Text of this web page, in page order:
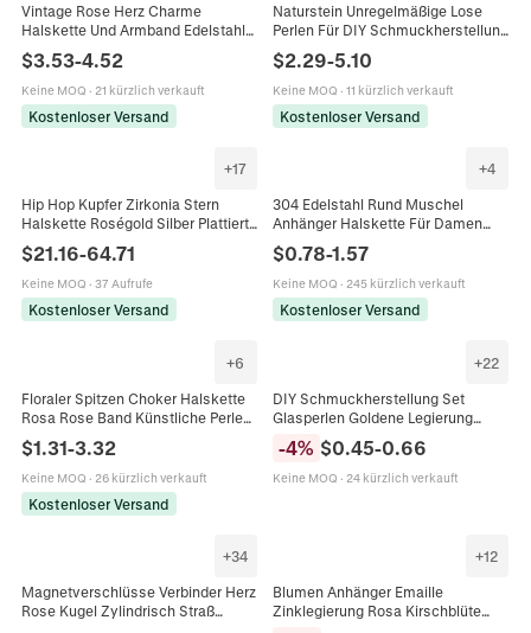
Vintage Rose Herz Charme
Halskette Und Armband Edelstahl
Kette Polyester Satinnschal
Umwickelt Bohemien Schmuck Für
Damen
$3.53-4.52
Keine MOQ · 21 kürzlich verkauft
Kostenloser Versand
Naturstein Unregelmäßige Lose
Perlen Für DIY Schmuckherstellung
Amethyst Aquamarin Rosenquarz
Achat Edelstein Armband Halskette
Zubehör
$2.29-5.10
Keine MOQ · 11 kürzlich verkauft
Kostenloser Versand
+17
Hip Hop Kupfer Zirkonia Stern
Halskette Roségold Silber Plattiert
Iced Out Panzerkette Für Herren
Damen Schmuck
$21.16-64.71
Keine MOQ · 37 Aufrufe
Kostenloser Versand
+4
304 Edelstahl Rund Muschel
Anhänger Halskette Für Damen
Natürliche Perlmutt Abalone Rose
Relief Schmuck Geschenk
$0.78-1.57
Keine MOQ · 245 kürzlich verkauft
Kostenloser Versand
+6
Floraler Spitzen Choker Halskette
Rosa Rose Band Künstliche Perle
Romantischer Französischer Stil
Schmuck
$1.31-3.32
Keine MOQ · 26 kürzlich verkauft
Kostenloser Versand
+22
DIY Schmuckherstellung Set
Glasperlen Goldene Legierung
Stern Mond Materialpaket Für
Armband Halskette Damen
-4% $0.45-0.66
Keine MOQ · 24 kürzlich verkauft
+34
Magnetverschlüsse Verbinder Herz
Rose Kugel Zylindrisch Straß
+12
Blumen Anhänger Emaille
Zinklegierung Rosa Kirschblüte